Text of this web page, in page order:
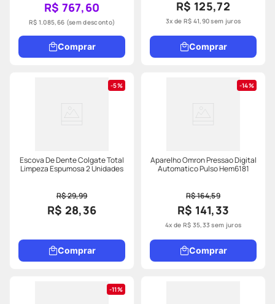
R$ 767,60
R$ 1.085,66 (sem desconto)
Comprar
R$ 125,72
3x de R$ 41,90sem juros
Comprar
5%
Escova De Dente Colgate Total
Limpeza Espumosa 2 Unidades
R$ 29,99
R$ 28,36
Comprar
14%
Aparelho Omron Pressao Digital
Automatico Pulso Hem6181
R$ 164,59
R$ 141,33
4x de R$ 35,33 sem juros
Comprar
11%